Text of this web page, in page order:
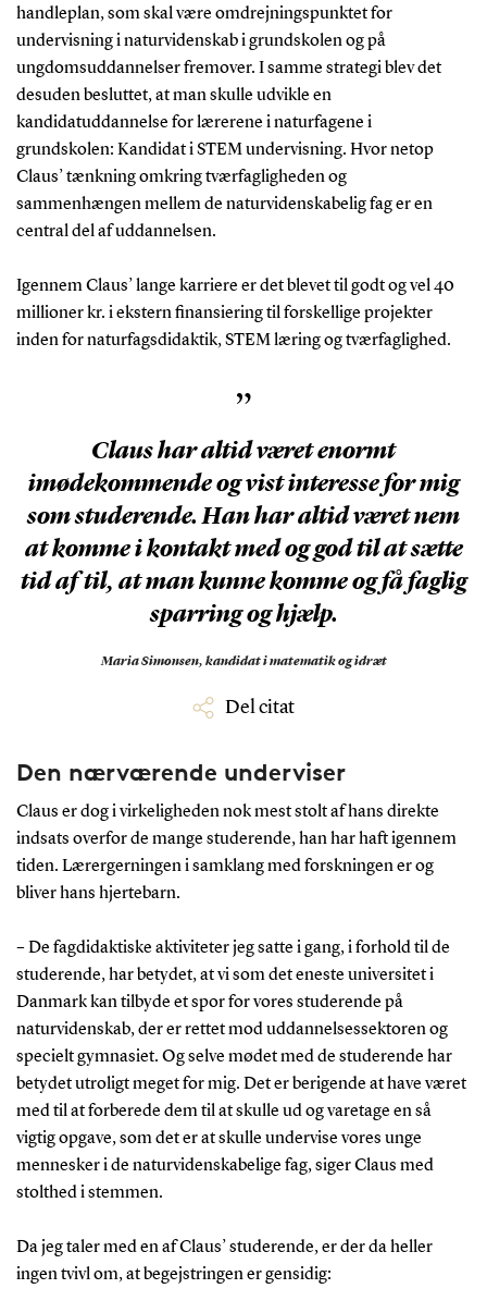
handleplan, som skal være omdrejningspunktet for
undervisning i naturvidenskab i grundskolen og på
ungdomsuddannelser fremover. I samme strategi blev det
desuden besluttet, at man skulle udvikle en
kandidatuddannelse for lærerene i naturfagene i
grundskolen: Kandidat i STEM undervisning. Hvor netop
Claus’ tænkning omkring tværfagligheden og
sammenhængen mellem de naturvidenskabelig fag er en
central del af uddannelsen.
Igennem Claus’ lange karriere er det blevet til godt og vel 40
millioner kr. i ekstern finansiering til forskellige projekter
inden for naturfagsdidaktik, STEM læring og tværfaglighed.
”
Claus har altid været enormt
imødekommende og vist interesse for mig
som studerende. Han har altid været nem
at komme i kontakt med og god til at sætte
tid af til, at man kunne komme og få faglig
sparring og hjælp.
Maria Simonsen, kandidat i matematik og idræt
Del citat
Den nærværende underviser
Claus er dog i virkeligheden nok mest stolt af hans direkte
indsats overfor de mange studerende, han har haft igennem
tiden. Lærergerningen i samklang med forskningen er og
bliver hans hjertebarn.
– De fagdidaktiske aktiviteter jeg satte i gang, i forhold til de
studerende, har betydet, at vi som det eneste universitet i
Danmark kan tilbyde et spor for vores studerende på
naturvidenskab, der er rettet mod uddannelsessektoren og
specielt gymnasiet. Og selve mødet med de studerende har
betydet utroligt meget for mig. Det er berigende at have været
med til at forberede dem til at skulle ud og varetage en så
vigtig opgave, som det er at skulle undervise vores unge
mennesker i de naturvidenskabelige fag, siger Claus med
stolthed i stemmen.
Da jeg taler med en af Claus’ studerende, er der da heller
ingen tvivl om, at begejstringen er gensidig: